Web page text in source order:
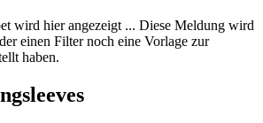
wird hier angezeigt ... Diese Meldung wird
einen Filter noch eine Vorlage zur
haben.